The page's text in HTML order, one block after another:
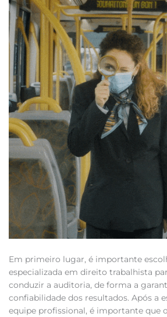
Em primeiro lugar, é importante
especializada em direito trabalhista
conduzir a auditoria, de forma a
confiabilidade dos resultados. Após a
equipe profissional, é importante que